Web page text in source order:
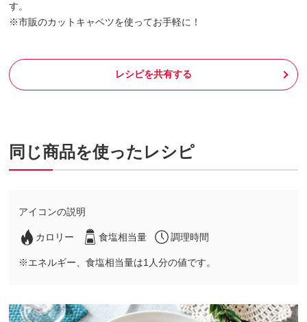
す。
※市販のカットキャベツを使ってお手軽に！
レシピを共有する
同じ商品を使ったレシピ
アイコンの説明
カロリー 食塩相当量 調理時間
※エネルギー、食塩相当量は1人分の値です。